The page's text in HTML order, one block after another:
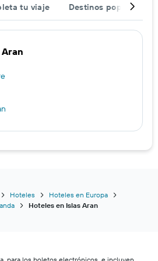
tu viaje Destinos populares
Hoteles
Hoteles en Europa
Hoteles en Islas Aran
para los boletos electrónicos, e incluyen